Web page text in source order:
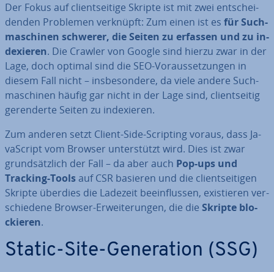
Der Fokus auf cli­ent­sei­ti­ge Skripte ist mit zwei ent­schei­
den­den Problemen verknüpft: Zum einen ist es für Such­
ma­schi­nen schwerer, die Seiten zu erfassen und zu in­
de­xie­ren. Die Crawler von Google sind hierzu zwar in der
Lage, doch optimal sind die SEO-Vor­aus­set­zun­gen in
diesem Fall nicht – ins­be­son­de­re, da viele andere Such­
ma­schi­nen häufig gar nicht in der Lage sind, cli­ent­sei­tig
ge­r­en­der­te Seiten zu in­de­xie­ren.
Zum anderen setzt Client-Side-Scripting voraus, dass Ja­
va­Script vom Browser un­ter­stützt wird. Dies ist zwar
grund­sätz­lich der Fall – da aber auch Pop-ups und
Tracking-Toolsauf CSR basieren und die cli­ent­sei­ti­gen
Skripte überdies die Ladezeit be­ein­flus­sen, exis­tie­ren ver­
schie­de­ne Browser-Er­wei­te­run­gen, die die Skripte blo­
ckie­ren.
Static-Site-Ge­ne­ra­ti­on (SSG)